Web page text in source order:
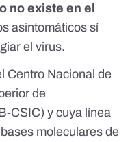
no existe en el
asintomáticos sí
el virus.
Centro Nacional de
de
CSIC) y cuya línea
moleculares de